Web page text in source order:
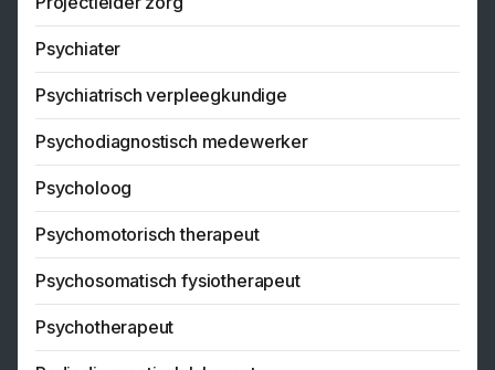
Psychiater
Psychiatrisch verpleegkundige
Psychodiagnostisch medewerker
Psycholoog
Psychomotorisch therapeut
Psychosomatisch fysiotherapeut
Psychotherapeut